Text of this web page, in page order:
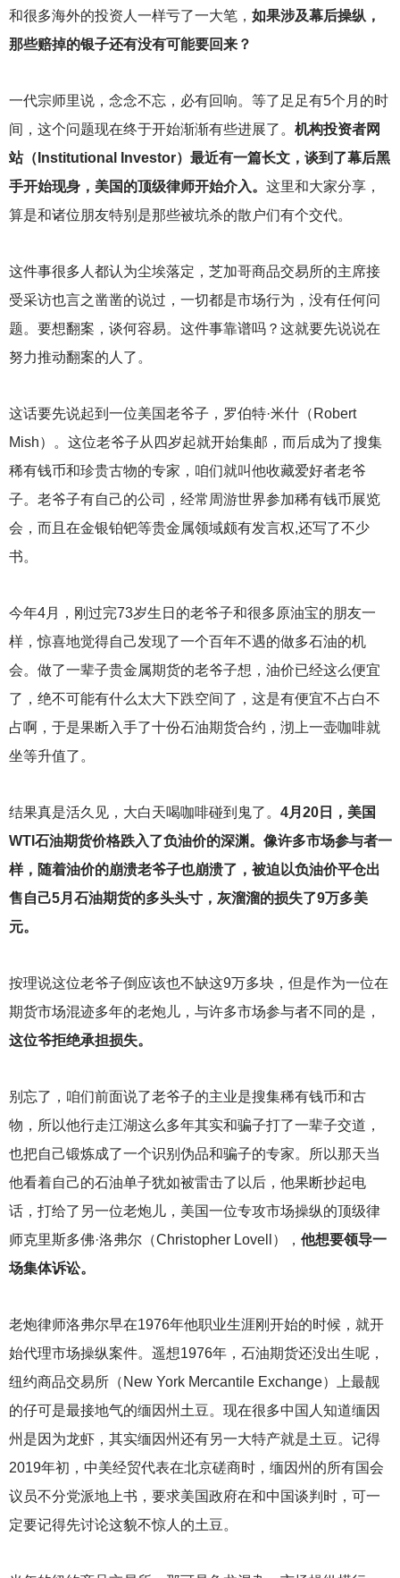
和很多海外的投资人一样亏了一大笔， 如果涉及幕后操纵，
那些赔掉的银子还有没有可能要回来？
一代宗师里说，念念不忘，必有回响。等了足足有5个月的时
间，这个问题现在终于开始渐渐有些进展了。 机构投资者网
站（Institutional Investor）最近有一篇长文，谈到了幕后黑
手开始现身，美国的顶级律师开始介入。 这里和大家分享，
算是和诸位朋友特别是那些被坑杀的散户们有个交代。
这件事很多人都认为尘埃落定，芝加哥商品交易所的主席接
受采访也言之凿凿的说过，一切都是市场行为，没有任何问
题。要想翻案，谈何容易。这件事靠谱吗？这就要先说说在
努力推动翻案的人了。
这话要先说起到一位美国老爷子，罗伯特·米什（Robert
Mish）。这位老爷子从四岁起就开始集邮，而后成为了搜集
稀有钱币和珍贵古物的专家，咱们就叫他收藏爱好者老爷
子。老爷子有自己的公司，经常周游世界参加稀有钱币展览
会，而且在金银铂钯等贵金属领域颇有发言权,还写了不少
书。
今年4月，刚过完73岁生日的老爷子和很多原油宝的朋友一
样，惊喜地觉得自己发现了一个百年不遇的做多石油的机
会。做了一辈子贵金属期货的老爷子想，油价已经这么便宜
了，绝不可能有什么太大下跌空间了，这是有便宜不占白不
占啊，于是果断入手了十份石油期货合约，沏上一壶咖啡就
坐等升值了。
结果真是活久见，大白天喝咖啡碰到鬼了。 4月20日，美国
WTI石油期货价格跌入了负油价的深渊。像许多市场参与者一
样，随着油价的崩溃老爷子也崩溃了，被迫以负油价平仓出
售自己5月石油期货的多头头寸，灰溜溜的损失了9万多美
元。
按理说这位老爷子倒应该也不缺这9万多块，但是作为一位在
期货市场混迹多年的老炮儿，与许多市场参与者不同的是，
这位爷拒绝承担损失。
别忘了，咱们前面说了老爷子的主业是搜集稀有钱币和古
物，所以他行走江湖这么多年其实和骗子打了一辈子交道，
也把自己锻炼成了一个识别伪品和骗子的专家。所以那天当
他看着自己的石油单子犹如被雷击了以后，他果断抄起电
话，打给了另一位老炮儿，美国一位专攻市场操纵的顶级律
师克里斯多佛·洛弗尔（Christopher Lovell）， 他想要领导一
场集体诉讼。
老炮律师洛弗尔早在1976年他职业生涯刚开始的时候，就开
始代理市场操纵案件。遥想1976年，石油期货还没出生呢，
纽约商品交易所（New York Mercantile Exchange）上最靓
的仔可是最接地气的缅因州土豆。现在很多中国人知道缅因
州是因为龙虾，其实缅因州还有另一大特产就是土豆。记得
2019年初，中美经贸代表在北京磋商时，缅因州的所有国会
议员不分党派地上书，要求美国政府在和中国谈判时，可一
定要记得先讨论这貌不惊人的土豆。